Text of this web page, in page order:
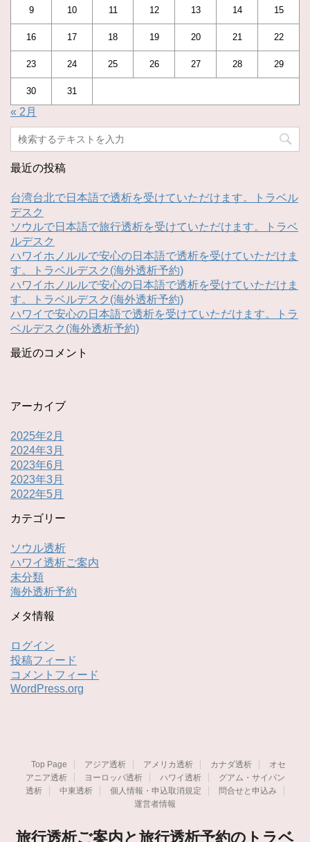
9 10 11 12 13 14 15
16 17 18 19 20 21 22
23 24 25 26 27 28 29
30 31
« 2月
最近の投稿
台湾台北で日本語で透析を受けていただけます。トラベル
デスク
ソウルで日本語で旅行透析を受けていただけます。トラベ
ルデスク
ハワイホノルルで安心の日本語で透析を受けていただけま
す。トラベルデスク(海外透析予約)
ハワイホノルルで安心の日本語で透析を受けていただけま
す。トラベルデスク(海外透析予約)
ハワイで安心の日本語で透析を受けていただけます。トラ
ベルデスク(海外透析予約)
最近のコメント
アーカイブ
2025年2月
2024年3月
2023年6月
2023年3月
2022年5月
カテゴリー
ソウル透析
ハワイ透析ご案内
未分類
海外透析予約
メタ情報
ログイン
投稿フィード
コメントフィード
WordPress.org
Top Page アジア透析 アメリカ透析 カナダ透析
オセ
アニア透析
ヨーロッパ透析 ハワイ透析
グアム・サイパン
透析
中東透析 個人情報・申込取消規定
問合せと申込み
運営者情報
旅行透析ご案内と旅行透析予約のトラベ